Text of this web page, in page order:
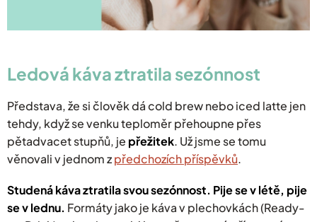
Ledová kávaztratila sezónnost
​Představa, že si člověk dá cold brew nebo iced latte jen
tehdy, když se venku teploměr přehoupne přes
pětadvacet stupňů, je přežitek. Už jsme se tomu
věnovali v jednom zpředchozích příspěvků.
Studená káva ztratila svou sezónnost. Pije se v létě, pije
se v lednu. Formáty jako je káva v plechovkách (Ready-